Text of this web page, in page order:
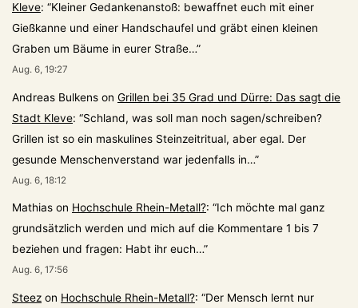
Kleve: “Kleiner Gedankenanstoß: bewaffnet euch mit einer
Gießkanne und einer Handschaufel und gräbt einen kleinen
Graben um Bäume in eurer Straße…”
Aug. 6, 19:27
Andreas Bulkens on Grillen bei 35 Grad und Dürre: Das sagt die
Stadt Kleve: “Schland, was soll man noch sagen/schreiben?
Grillen ist so ein maskulines Steinzeitritual, aber egal. Der
gesunde Menschenverstand war jedenfalls in…”
Aug. 6, 18:12
Mathias on Hochschule Rhein-Metall?: “Ich möchte mal ganz
grundsätzlich werden und mich auf die Kommentare 1 bis 7
beziehen und fragen: Habt ihr euch…”
Aug. 6, 17:56
Steez on Hochschule Rhein-Metall?: “Der Mensch lernt nur